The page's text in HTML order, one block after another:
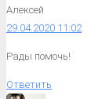
Алексей
29.04.2020 11:02
Рады помочь!
Ответить